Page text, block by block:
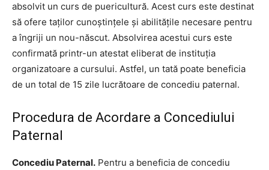
absolvit un curs de puericultură. Acest curs este destinat
să ofere taților cunoștințele și abilitățile necesare pentru
a îngriji un nou-născut. Absolvirea acestui curs este
confirmată printr-un atestat eliberat de instituția
organizatoare a cursului. Astfel, un tată poate beneficia
de un total de 15 zile lucrătoare de concediu paternal.
Procedura de Acordare a Concediului
Paternal
Concediu Paternal. Pentru a beneficia de concediu